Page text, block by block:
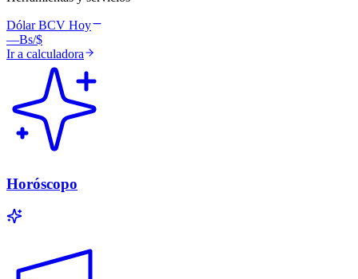
Dólar BCV Hoy
—Bs/$
Ir a calculadora
Horóscopo